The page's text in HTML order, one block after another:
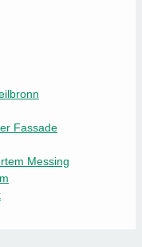
Fassade
Messing